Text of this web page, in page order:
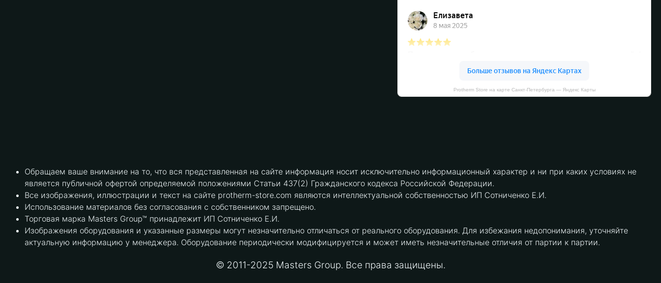
Protherm Store на карте Санкт‑Петербурга — Яндекс Карты
Обращаем ваше внимание на то, что вся представленная на сайте информация носит исключительно информационный характер и ни при каких условиях не
является публичной офертой определяемой положениями Статьи 437(2) Гражданского кодекса Российской Федерации.
Все изображения, иллюстрации и текст на сайте protherm-store.com являются интеллектуальной собственностью ИП Сотниченко Е.И.
Использование материалов без согласования с собственником запрещено.
Торговая марка Masters Group™ принадлежит ИП Сотниченко Е.И.
Изображения оборудования и указанные размеры могут незначительно отличаться от реального оборудования. Для избежания недопонимания, уточняйте
актуальную информацию у менеджера. Оборудование периодически модифицируется и может иметь незначительные отличия от партии к партии.
© 2011-2025 Masters Group. Все права защищены.